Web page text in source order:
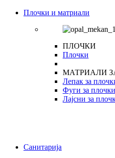
Плочки и матриали
ПЛОЧКИ
Плочки
МАТРИАЛИ
Лепак за
Фуги за плочки
Лајсни за
Санитарија